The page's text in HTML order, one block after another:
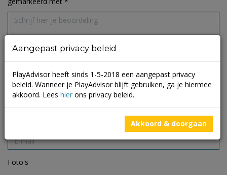
Foto's
Aangepast privacy beleid
PlayAdvisor heeft sinds 1-5-2018 een aangepast privacy
beleid. Wanneer je PlayAdvisor blijft gebruiken, ga je hiermee
akkoord. Lees hier ons privacy beleid.
Akkoord & doorgaan